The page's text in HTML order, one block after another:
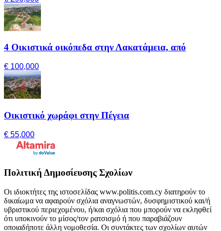
4 Οικιστικά οικόπεδα στην Λακατάμεια, από
€ 100,000
Οικιστικό χωράφι στην Πέγεια
€ 55,000
Πολιτική Δημοσίευσης Σχολίων
Οι ιδιοκτήτες της ιστοσελίδας www.politis.com.cy διατηρούν το
δικαίωμα να αφαιρούν σχόλια αναγνωστών, δυσφημιστικού και/ή
υβριστικού περιεχομένου, ή/και σχόλια που μπορούν να εκληφθεί
ότι υποκινούν το μίσος/τον ρατσισμό ή που παραβιάζουν
οποιαδήποτε άλλη νομοθεσία. Οι συντάκτες των σχολίων αυτών